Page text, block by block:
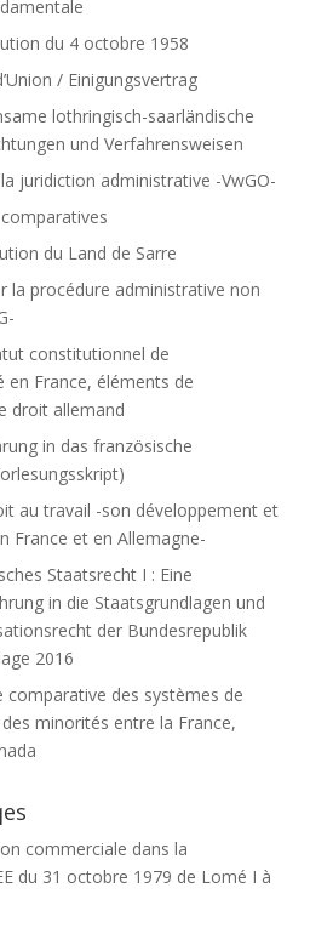
du 4 octobre 1958
/ Einigungsvertrag
lothringisch-saarländische
und Verfahrensweisen
la juridiction administrative -VwGO-
comparatives
du Land de Sarre
la procédure administrative non
constitutionnel de
en France, éléments de
droit allemand
in das französische
au travail -son développement et
France et en Allemagne-
Staatsrecht I : Eine
in die Staatsgrundlagen und
der Bundesrepublik
2016
comparative des systèmes de
minorités entre la France,
commerciale dans la
du 31 octobre 1979 de Lomé I à